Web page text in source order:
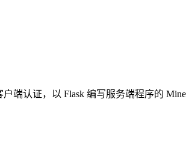
端认证，以 Flask 编写服务端程序的